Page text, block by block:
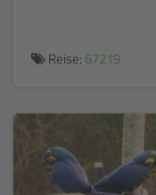
Reise: 67219